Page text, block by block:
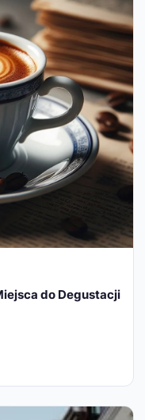
do Degustacji